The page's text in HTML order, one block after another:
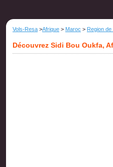
Vols-Resa >Afrique > Maroc > Region
Découvrez Sidi Bou Oukfa,